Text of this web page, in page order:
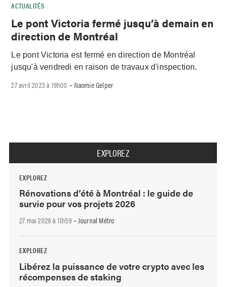
ACTUALITÉS
Le pont Victoria fermé jusqu’à demain en
direction de Montréal
Le pont Victoria est fermé en direction de Montréal
jusqu'à vendredi en raison de travaux d'inspection.
27 avril 2023 à 19h00 - Naomie Gelper
EXPLOREZ
EXPLOREZ
Rénovations d’été à Montréal : le guide de
survie pour vos projets 2026
27 mai 2026 à 11h59- Journal Métro
EXPLOREZ
Libérez la puissance de votre crypto avec les
récompenses de staking